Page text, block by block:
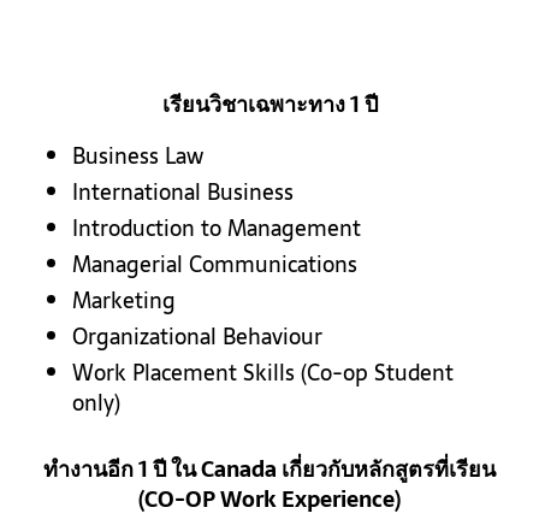
เรียนวิชาเฉพาะทาง 1 ปี
Business Law
International Business
Introduction to Management
Managerial Communications
Marketing
Organizational Behaviour
Work Placement Skills (Co-op Student
only)
ทำงานอีก 1 ปี ใน Canada เกี่ยวกับหลักสูตรที่เรียน
(CO-OP Work Experience)